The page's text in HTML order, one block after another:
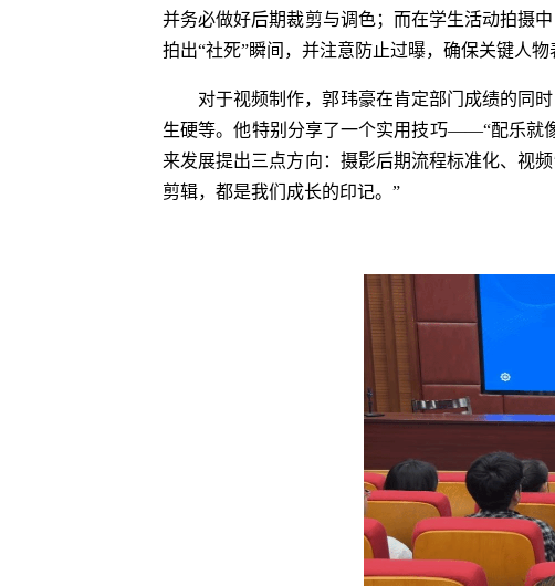
并务必做好后期裁剪与调色；而在学生活动拍摄
拍出“社死”瞬间，并注意防止过曝，确保关键人物
对于视频制作，郭玮豪在肯定部门成绩的同
生硬等。他特别分享了一个实用技巧——“配乐就
来发展提出三点方向：摄影后期流程标准化、视
剪辑，都是我们成长的印记。”